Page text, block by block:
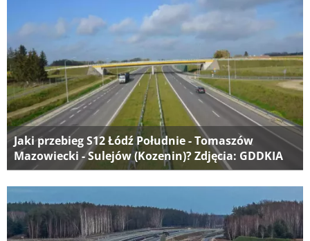
Jaki przebieg S12 Łódź Południe - Tomaszów
Mazowiecki - Sulejów (Kozenin)? Zdjęcia: GDDKIA